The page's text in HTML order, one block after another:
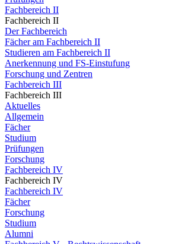
Fachbereich II
Fachbereich II
Der Fachbereich
Fächer am Fachbereich II
Studieren am Fachbereich II
Anerkennung und FS-Einstufung
Forschung und Zentren
Fachbereich III
Fachbereich III
Aktuelles
Allgemein
Fächer
Studium
Prüfungen
Forschung
Fachbereich IV
Fachbereich IV
Fachbereich IV
Fächer
Forschung
Studium
Alumni